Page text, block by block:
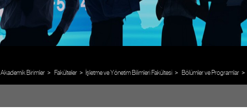
Akademik Birimler Fakülteler İşletme ve Yönetim Bilimleri Fakültesi Bölümler ve Programlar